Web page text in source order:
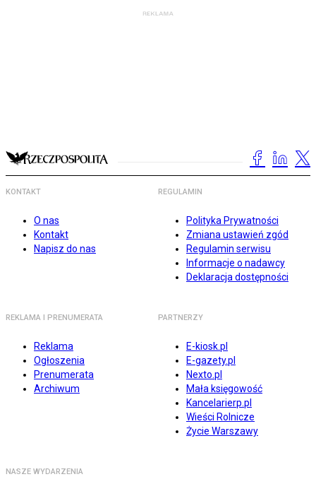
KONTAKT
O nas
Kontakt
Napisz do nas
REGULAMIN
Polityka Prywatności
Zmiana ustawień zgód
Regulamin serwisu
Informacje o nadawcy
Deklaracja dostępności
REKLAMA I PRENUMERATA
Reklama
Ogłoszenia
Prenumerata
Archiwum
PARTNERZY
E-kiosk.pl
E-gazety.pl
Nexto.pl
Mała księgowość
Kancelarierp.pl
Wieści Rolnicze
Życie Warszawy
NASZE WYDARZENIA